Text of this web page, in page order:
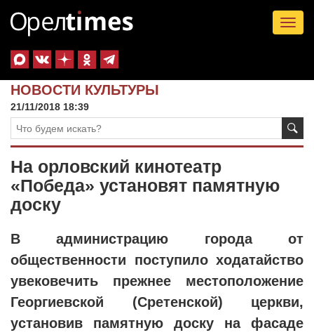
НОВОСТИ КУЛЬТУРЫ
21/11/2018 18:39
На орловский кинотеатр
«Победа» установят памятную
доску
В администрацию города от
общественности поступило ходатайство
увековечить прежнее местоположение
Георгиевской (Сретенской) церкви,
установив памятную доску на фасаде